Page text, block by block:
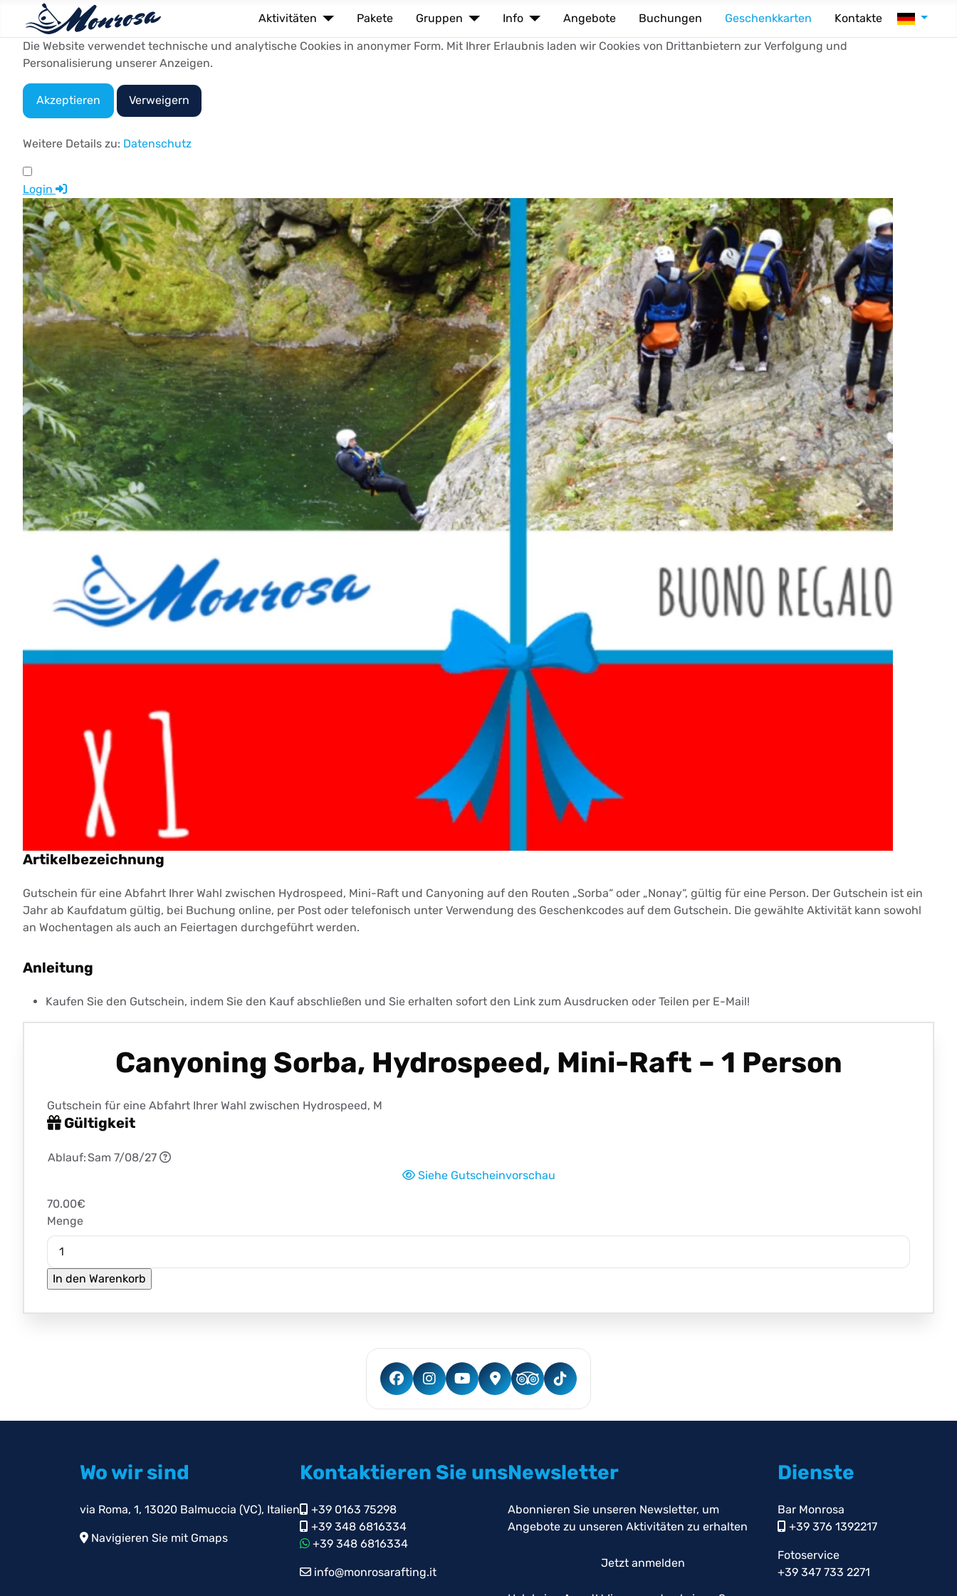
Aktivitäten Pakete Gruppen Info Angebote Buchungen Geschenkkarten Kontakte Sprache
Die Website verwendet technische und analytische Cookies in anonymer Form. Mit Ihrer Erlaubnis laden wir Cookies von Drittanbietern zur Verfolgung und
Personalisierung unserer Anzeigen.
Akzeptieren Verweigern
Weitere Details zu: Datenschutz
Login
Artikelbezeichnung
Gutschein für eine Abfahrt Ihrer Wahl zwischen Hydrospeed, Mini-Raft und Canyoning auf den Routen „Sorba“ oder „Nonay“, gültig für eine Person. Der Gutschein ist ein
Jahr ab Kaufdatum gültig, bei Buchung online, per Post oder telefonisch unter Verwendung des Geschenkcodes auf dem Gutschein. Die gewählte Aktivität kann sowohl
an Wochentagen als auch an Feiertagen durchgeführt werden.
Anleitung
Kaufen Sie den Gutschein, indem Sie den Kauf abschließen und Sie erhalten sofort den Link zum Ausdrucken oder Teilen per E-Mail!
Canyoning Sorba, Hydrospeed, Mini-Raft – 1 Person
Gutschein für eine Abfahrt Ihrer Wahl zwischen Hydrospeed, M
Gültigkeit
Ablauf:Sam 7/08/27
Siehe Gutscheinvorschau
70.00€
Menge
Wo wir sind
via Roma, 1, 13020 Balmuccia (VC), Italien
Navigieren Sie mit Gmaps
Kontaktieren Sie uns
+39 0163 75298
+39 348 6816334
+39 348 6816334
info@monrosarafting.it
Newsletter
Abonnieren Sie unseren Newsletter, um
Angebote zu unseren Aktivitäten zu erhalten
Jetzt anmelden
Dienste
Bar Monrosa
+39 376 1392217
Fotoservice
+39 347 733 2271